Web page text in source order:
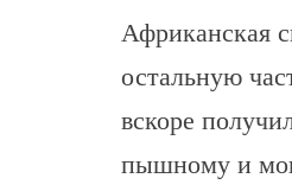
Африканская
остальную
вскоре
пышному и